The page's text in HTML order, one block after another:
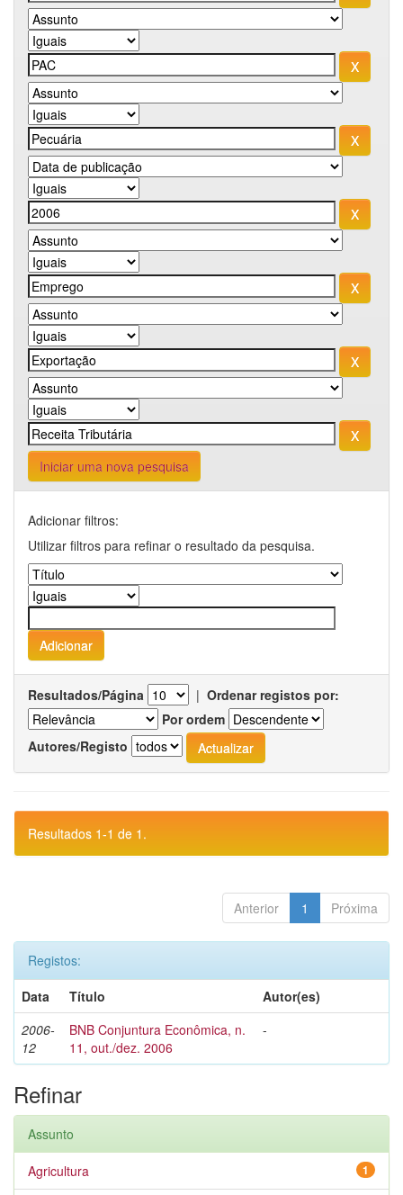
Iniciar uma nova pesquisa
Adicionar filtros:
Utilizar filtros para refinar o resultado da pesquisa.
Resultados/Página | Ordenar registos por:
Por ordem
Autores/Registo
Resultados 1-1 de 1.
Anterior 1 Próxima
Registos:
Data
Título
Autor(es)
2006-
12
BNB Conjuntura Econômica, n.
11, out./dez. 2006
-
Refinar
Assunto
1
Agricultura